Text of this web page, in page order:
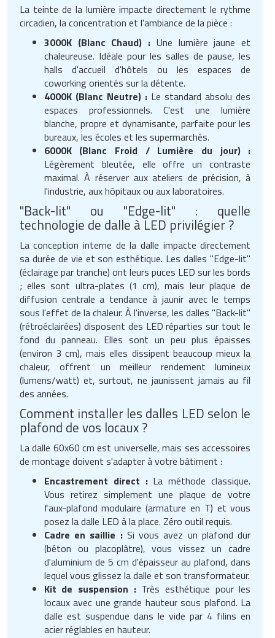
La teinte de la lumière impacte directement le rythme
circadien, la concentration et l'ambiance de la pièce :
3000K (Blanc Chaud) : Une lumière jaune et
chaleureuse. Idéale pour les salles de pause, les
halls d'accueil d'hôtels ou les espaces de
coworking orientés sur la détente.
4000K (Blanc Neutre) :Le standard absolu des
espaces professionnels. C'est une lumière
blanche, propre et dynamisante, parfaite pour les
bureaux, les écoles et les supermarchés.
6000K (Blanc Froid / Lumière du jour) :
Légèrement bleutée, elle offre un contraste
maximal. À réserver aux ateliers de précision, à
l'industrie, aux hôpitaux ou aux laboratoires.
"Back-lit" ou "Edge-lit" : quelle
technologie de dalle à LED privilégier ?
La conception interne de la dalle impacte directement
sa durée de vie et son esthétique. Les dalles "Edge-lit"
(éclairage par tranche) ont leurs puces LED sur les bords
; elles sont ultra-plates (1 cm), mais leur plaque de
diffusion centrale a tendance à jaunir avec le temps
sous l'effet de la chaleur. À l'inverse, les dalles "Back-lit"
(rétroéclairées) disposent des LED réparties sur tout le
fond du panneau. Elles sont un peu plus épaisses
(environ 3 cm), mais elles dissipent beaucoup mieux la
chaleur, offrent un meilleur rendement lumineux
(lumens/watt) et, surtout, ne jaunissent jamais au fil
des années.
Comment installer les dalles LED selon le
plafond de vos locaux ?
La dalle 60x60 cm est universelle, mais ses accessoires
de montage doivent s'adapter à votre bâtiment :
Encastrement direct :La méthode classique.
Vous retirez simplement une plaque de votre
faux-plafond modulaire (armature en T) et vous
posez la dalle LED à la place. Zéro outil requis.
Cadre en saillie :Si vous avez un plafond dur
(béton ou placoplâtre), vous vissez un cadre
d'aluminium de 5 cm d'épaisseur au plafond, dans
lequel vous glissez la dalle et son transformateur.
Kit de suspension :Très esthétique pour les
locaux avec une grande hauteur sous plafond. La
dalle est suspendue dans le vide par 4 filins en
acier réglables en hauteur.